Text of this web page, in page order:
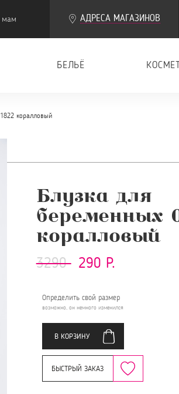
мам АДРЕСА МАГАЗИНОВ
БЕЛЬЁ
коралловый
Блузка для
беременных
коралловый
3290 290 Р.
Определить свой размер
возможно, он немного изменился
В КОРЗИНУ
БЫСТРЫЙ ЗАКАЗ